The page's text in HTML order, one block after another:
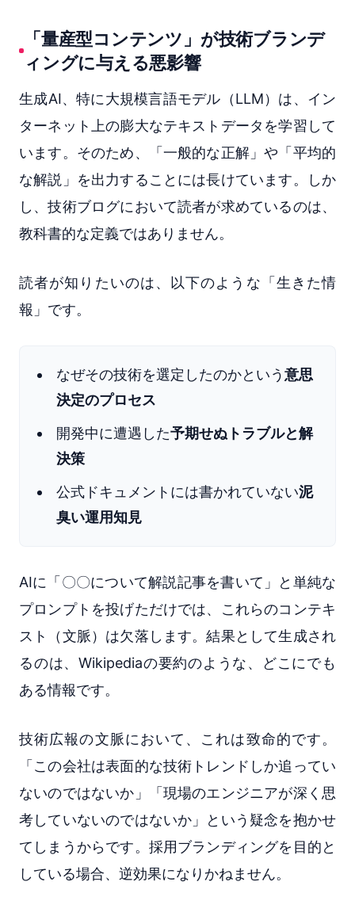
「量産型コンテンツ」が技術ブランデ
ィングに与える悪影響
生成AI、特に大規模言語モデル（LLM）は、イン
ターネット上の膨大なテキストデータを学習して
います。そのため、「一般的な正解」や「平均的
な解説」を出力することには長けています。しか
し、技術ブログにおいて読者が求めているのは、
教科書的な定義ではありません。
読者が知りたいのは、以下のような「生きた情
報」です。
なぜその技術を選定したのかという意思
決定のプロセス
開発中に遭遇した予期せぬトラブルと解
決策
公式ドキュメントには書かれていない泥
臭い運用知見
AIに「〇〇について解説記事を書いて」と単純な
プロンプトを投げただけでは、これらのコンテキ
スト（文脈）は欠落します。結果として生成され
るのは、Wikipediaの要約のような、どこにでも
ある情報です。
技術広報の文脈において、これは致命的です。
「この会社は表面的な技術トレンドしか追ってい
ないのではないか」「現場のエンジニアが深く思
考していないのではないか」という疑念を抱かせ
てしまうからです。採用ブランディングを目的と
している場合、逆効果になりかねません。